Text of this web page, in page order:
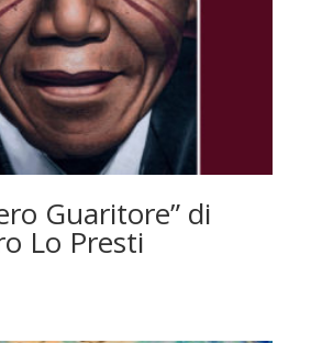
Guaritore” di
Lo Presti